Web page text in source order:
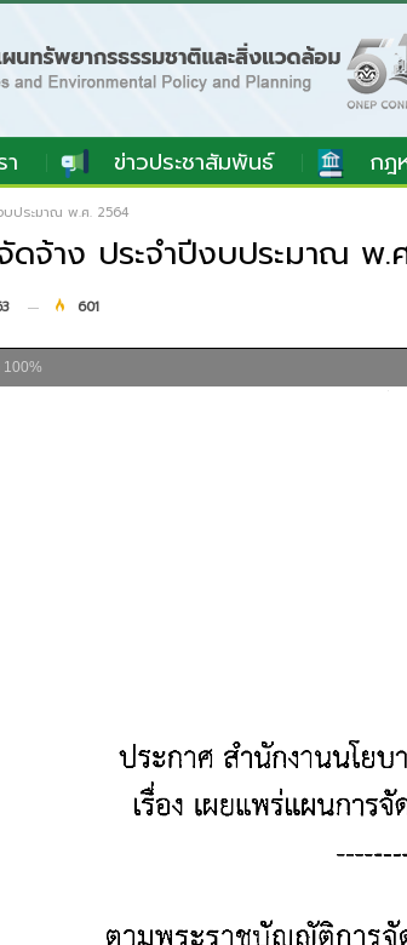
ข่าวประชาสัมพันธ์ กฎ
บประมาณ พ.ศ. 2564
ดจ้าง ประจำปีงบประมาณ พ.
601
100%